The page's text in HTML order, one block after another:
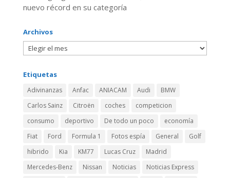
nuevo récord en su categoría
Archivos
Etiquetas
Adivinanzas Anfac ANIACAM Audi
BMW
Carlos Sainz
Citroën coches
competicion
consumo
deportivo De todo un poco
economía
Fiat
Ford Formula 1 Fotos espía General
Golf
hibrido
Kia KM77 Lucas Cruz
Madrid
Mercedes-Benz
Nissan Noticias
Noticias Express